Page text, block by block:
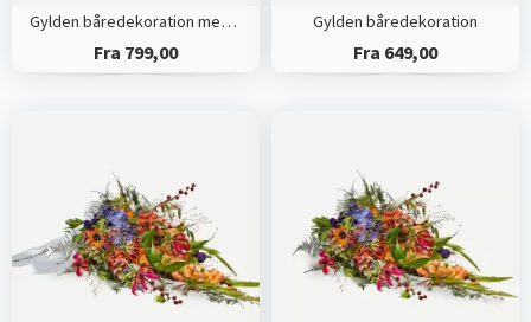
Gylden båredekoration med bånd
Fra 799,00
Gylden båredekoration
Fra 649,00